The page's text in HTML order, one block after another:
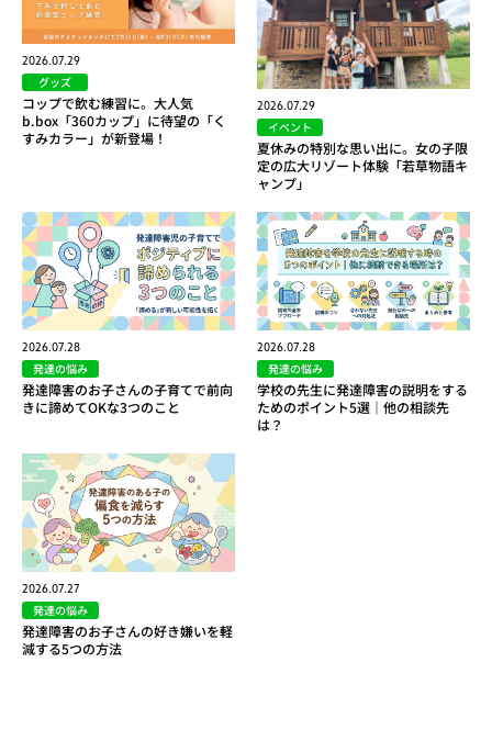
2026.07.29
グッズ
コップで飲む練習に。大人気
b.box「360カップ」に待望の「く
すみカラー」が新登場！
2026.07.29
イベント
夏休みの特別な思い出に。女の子限
定の広大リゾート体験「若草物語キ
ャンプ」
2026.07.28
発達の悩み
発達障害のお子さんの子育てで前向
きに諦めてOKな3つのこと
2026.07.28
発達の悩み
学校の先生に発達障害の説明をする
ためのポイント5選｜他の相談先
は？
2026.07.27
発達の悩み
発達障害のお子さんの好き嫌いを軽
減する5つの方法